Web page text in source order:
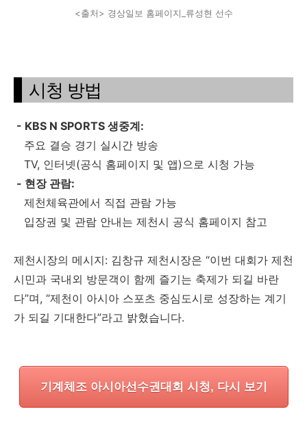
<출처> 경상일보 홈페이지_류성현 선수
시청 방법
- KBS N SPORTS 생중계:
주요 결승 경기 실시간 방송
TV, 인터넷(공식 홈페이지 및 앱)으로 시청 가능
- 현장 관람:
제천체육관에서 직접 관람 가능
입장권 및 관람 안내는 제천시 공식 홈페이지 참고
제천시장의 메시지: 김창규 제천시장은 “이번 대회가 제천
시민과 국내외 방문객이 함께 즐기는 축제가 되길 바란
다”며, “제천이 아시아 스포츠 중심도시로 성장하는 계기
가 되길 기대한다”라고 밝혔습니다.
기계체조 아시아선수권대회 시청, 다시 보기